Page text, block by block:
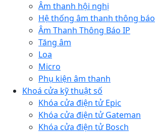
Âm thanh hội nghị
Hệ thống âm thanh thông báo
Âm Thanh Thông Báo IP
Tăng âm
Loa
Micro
Phụ kiện âm thanh
Khoá cửa kỹ thuật số
Khóa cửa điện tử Epic
Khóa cửa điện tử Gateman
Khóa cửa điện tử Bosch